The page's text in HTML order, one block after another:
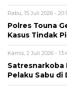
Rabu, 15 Juli 2026 -
Polres Touna
Kasus Tindak
Kamis, 2 Juli 2026 -
Satresnarkoba
Pelaku Sabu di